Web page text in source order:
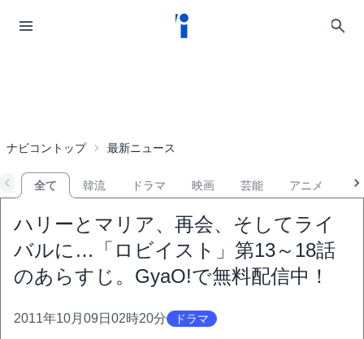
ナビコントップ 最新ニュース
全て 韓流 ドラマ 映画 芸能 アニメ
ハリーとマリア、再会、そしてライ
バルに…「ロビイスト」第13～18話
のあらすじ。GyaO!で無料配信中！
2011年10月09日02時20分 ドラマ